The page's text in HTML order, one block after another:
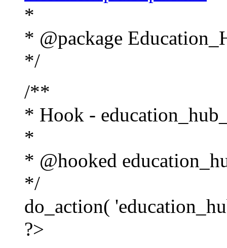
*
* @package
*/
/**
* Hook -
*
* @hooked
*/
do_action(
?>